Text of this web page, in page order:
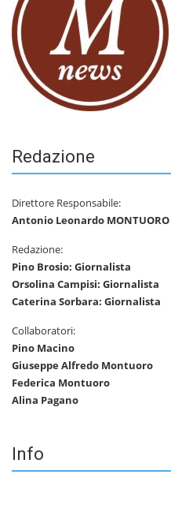
Redazione
Direttore Responsabile:
Antonio Leonardo MONTUORO
Redazione:
Pino Brosio: Giornalista
Orsolina Campisi: Giornalista
Caterina Sorbara: Giornalista
Collaboratori:
Pino Macino
Giuseppe Alfredo Montuoro
Federica Montuoro
Alina Pagano
Info